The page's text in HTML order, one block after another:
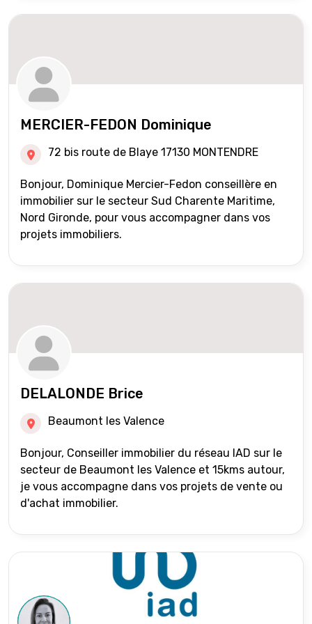
MERCIER-FEDON Dominique
72 bis route de Blaye 17130 MONTENDRE
Bonjour, Dominique Mercier-Fedon conseillère en
immobilier sur le secteur Sud Charente Maritime,
Nord Gironde, pour vous accompagner dans vos
projets immobiliers.
DELALONDE Brice
Beaumont les Valence
Bonjour, Conseiller immobilier du réseau IAD sur le
secteur de Beaumont les Valence et 15kms autour,
je vous accompagne dans vos projets de vente ou
d'achat immobilier.